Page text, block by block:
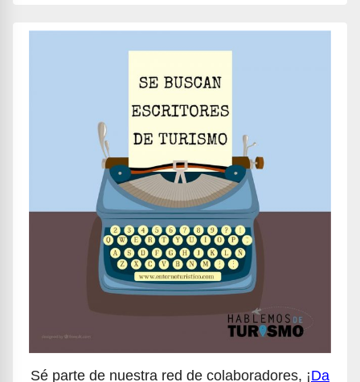
Sé parte de nuestra red de colaboradores, ¡Da